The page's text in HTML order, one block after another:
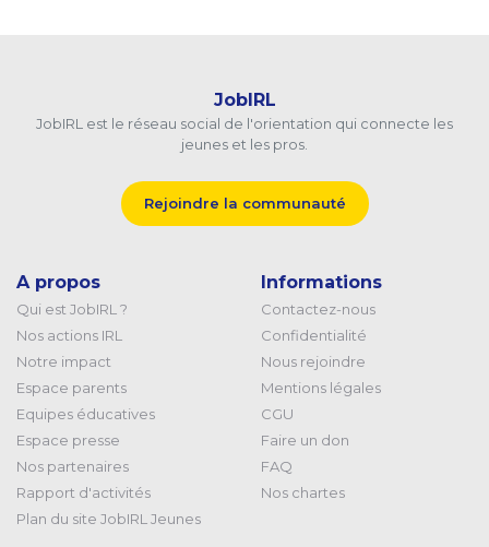
JobIRL
JobIRL est le réseau social de l'orientation qui connecte les
jeunes et les pros.
Rejoindre la communauté
A propos
Qui est JobIRL ?
Nos actions IRL
Notre impact
Espace parents
Equipes éducatives
Espace presse
Nos partenaires
Rapport d'activités
Plan du site JobIRL Jeunes
Informations
Contactez-nous
Confidentialité
Nous rejoindre
Mentions légales
CGU
Faire un don
FAQ
Nos chartes